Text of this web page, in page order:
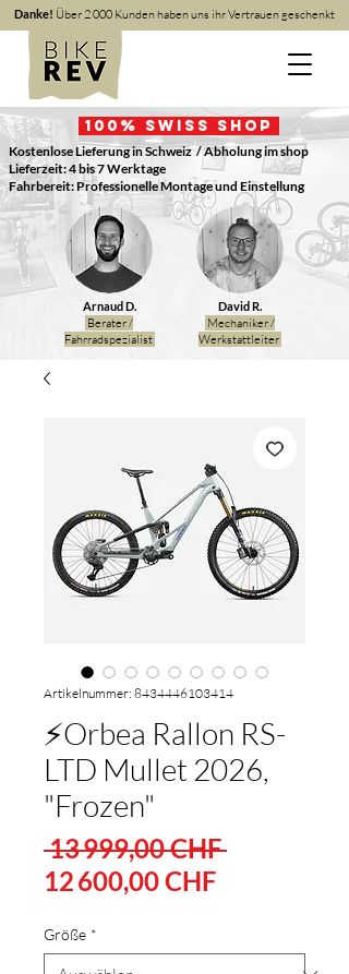
Danke! Über 2 000 Kunden haben uns ihr Vertrauen geschenkt
100 % Swiss Shop
Kostenlose Lieferung in Schweiz / Abholung im shop
Lieferzeit: 4 bis 7 Werktage
Fahrbereit: Professionelle Montage und Einstellung
Arnaud D.
Berater /
Fahrradspezialist
David R.
Mechaniker /
Werkstattleiter
Artikelnummer: 8434446103414
⚡Orbea Rallon RS-
LTD Mullet 2026,
"Frozen"
13 999,00 CHF
12 600,00 CHFSale-
Größe *